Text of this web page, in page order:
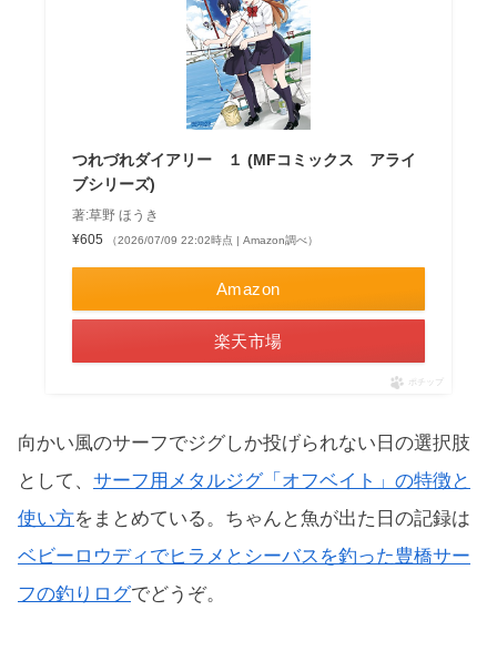
つれづれダイアリー １ (MFコミックス アライ
ブシリーズ)
著:草野 ほうき
¥605
（2026/07/09 22:02時点 | Amazon調べ）
Amazon
楽天市場
ポチップ
向かい風のサーフでジグしか投げられない日の選択肢
として、 サーフ用メタルジグ「オフベイト」の特徴と
使い方をまとめている。ちゃんと魚が出た日の記録は
ベビーロウディでヒラメとシーバスを釣った豊橋サー
フの釣りログでどうぞ。